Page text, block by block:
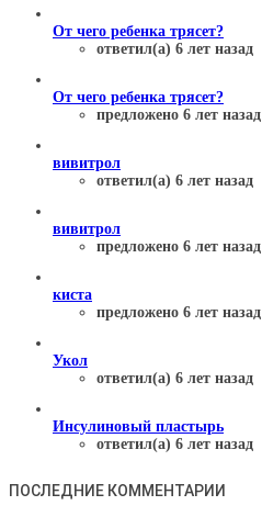
От чего ребенка трясет?
ответил(а) 6 лет назад
От чего ребенка трясет?
предложено 6 лет назад
вивитрол
ответил(а) 6 лет назад
вивитрол
предложено 6 лет назад
киста
предложено 6 лет назад
Укол
ответил(а) 6 лет назад
Инсулиновый пластырь
ответил(а) 6 лет назад
ПОСЛЕДНИЕ КОММЕНТАРИИ